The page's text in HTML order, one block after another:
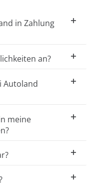
in Zahlung
an?
Autoland
meine